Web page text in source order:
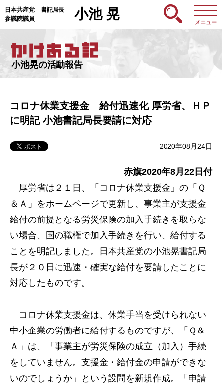
日本共産党 書記局長
参議院議員
小池 晃
メニュー
小池晃の活動報告
コロナ休業支援金 給付迅速化 厚労省、ＨＰ
に明記 小池書記局長要請に対応
2020年08月24日
赤旗2020年8月22日付
厚労省は２１日、「コロナ休業支援金」の「Ｑ
＆Ａ」をホームページで更新し、事業主が支援金
給付の前提となる労災保険の加入手続きを取らな
い場合、国の職権で加入手続きを行い、給付する
ことを明記しました。日本共産党の小池晃書記局
長が２０日に迅速・確実な給付を要請したことに
対応したものです。
コロナ休業支援金は、休業手当を受けられない
中小企業の労働者に給付するものですが、「Ｑ＆
Ａ」は、「事業主が労災保険の成立（加入）手続
をしていません。支援金・給付金の申請ができな
いのでしょうか」という設問を新規作成。「申請